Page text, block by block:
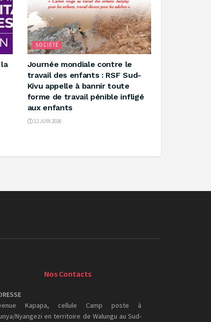
SOCIÉTÉ
‎Journée mondiale contre le
travail des enfants : RSF Sud-
Kivu appelle à bannir toute
forme de travail pénible infligé
aux enfants ‎
12 JUIN 2026
Nos Contacts
Kapapa, cellule Camp poste à
Nyangezi en territoire de Walungu au Sud-